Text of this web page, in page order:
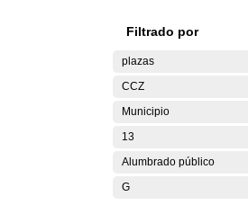
Filtrado por
plazas
CCZ
Municipio
13
Alumbrado público
G